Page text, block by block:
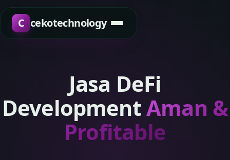
C cekotechnology
Jasa DeFi
DevelopmentAman &
Profitable